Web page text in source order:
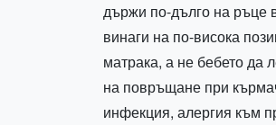
държи по-дълго на ръце
винаги на по-висока
матрака, а не бебето да
на повръщане при
инфекция, алергия към